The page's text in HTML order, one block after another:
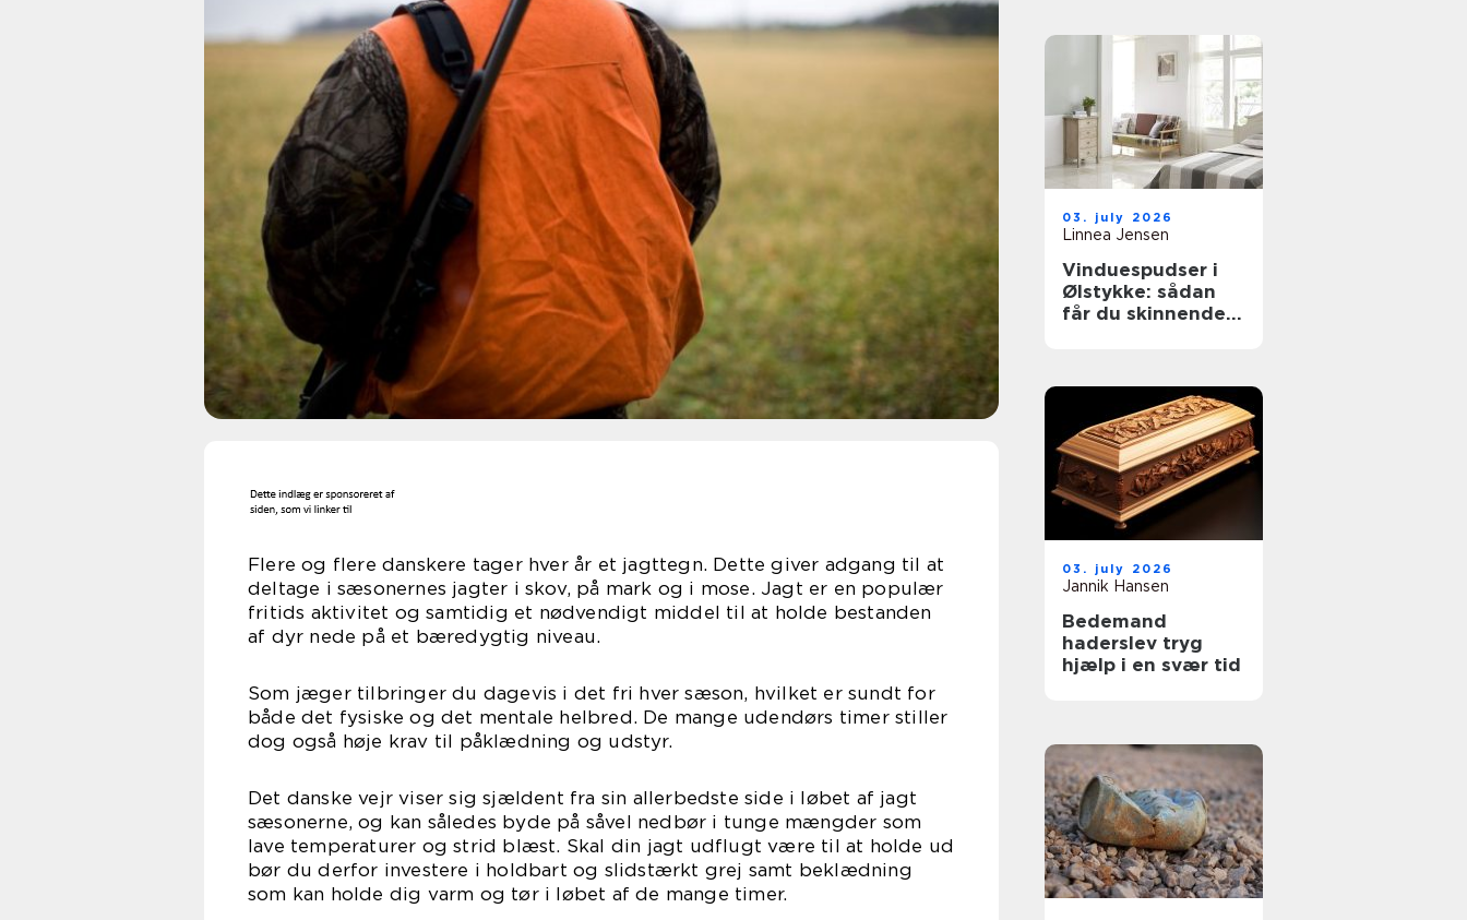
Flere og flere danskere tager hver år et jagttegn. Dette giver adgang til at
deltage i sæsonernes jagter i skov, på mark og i mose. Jagt er en populær
fritids aktivitet og samtidig et nødvendigt middel til at holde bestanden
af dyr nede på et bæredygtig niveau.
Som jæger tilbringer du dagevis i det fri hver sæson, hvilket er sundt for
både det fysiske og det mentale helbred. De mange udendørs timer stiller
dog også høje krav til påklædning og udstyr.
Det danske vejr viser sig sjældent fra sin allerbedste side i løbet af jagt
sæsonerne, og kan således byde på såvel nedbør i tunge mængder som
lave temperaturer og strid blæst. Skal din jagt udflugt være til at holde ud
bør du derfor investere i holdbart og slidstærkt grej samt beklædning
som kan holde dig varm og tør i løbet af de mange timer.
03. july 2026
Linnea Jensen
Vinduespudser i
Ølstykke: sådan
får du skinnende
03. july 2026
Jannik Hansen
Bedemand
haderslev tryg
hjælp i en svær tid